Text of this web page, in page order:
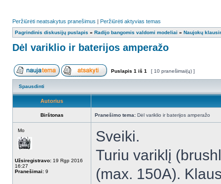
Peržiūrėti neatsakytus pranešimus | Peržiūrėti aktyvias temas
Pagrindinis diskusijų puslapis » Radijo bangomis valdomi modeliai » Naujokų
Dėl variklio ir baterijos amperažo
Puslapis 1 iš 1 [ 10 pranešimai(ų) ]
Spausdinti
Autorius
Birštonas Pranešimo tema: Dėl variklio ir baterijos amperažo
Mo
Užsiregistravo: 19 Rgp 2016
16:27
Pranešimai: 9
Sveiki.
Turiu variklį
(max. 150A).